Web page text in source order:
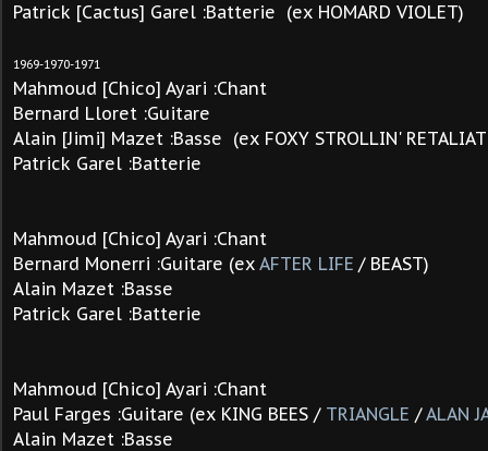
Patrick [Cactus] Garel :Batterie (ex HOMARD VIOLET)
1969-1970-1971
Mahmoud [Chico] Ayari :Chant
Bernard Lloret :Guitare
Alain [Jimi] Mazet :Basse (ex FOXY STROLLIN'
Patrick Garel :Batterie
Mahmoud [Chico] Ayari :Chant
Bernard Monerri :Guitare (ex AFTER LIFE / BEAST)
Alain Mazet :Basse
Patrick Garel :Batterie
Mahmoud [Chico] Ayari :Chant
Paul Farges :Guitare (ex KING BEES / TRIANGLE /ALAN
Alain Mazet :Basse